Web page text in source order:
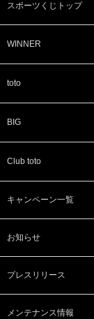
スポーツくじトップ
WINNER
toto
BIG
Club toto
キャンペーン一覧
お知らせ
プレスリリース
メンテナンス情報